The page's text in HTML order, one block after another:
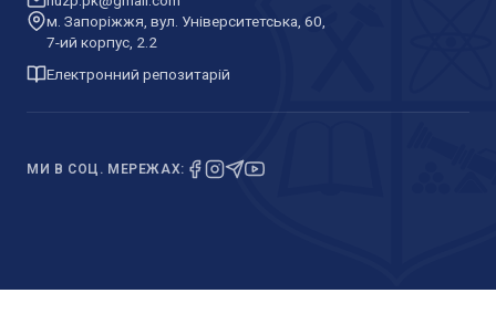
nuzp.pk@gmail.com
м. Запоріжжя, вул. Університетська, 60,
7-ий корпус, 2.2
Електронний репозитарій
МИ В СОЦ. МЕРЕЖАХ: